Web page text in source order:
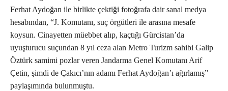
Ferhat Aydoğan ile birlikte çektiği fotoğrafa dair sanal medya
hesabından, “J. Komutanı, suç örgütleri ile arasına mesafe
koysun. Cinayetten müebbet alıp, kaçtığı Gürcistan’da
uyuşturucu suçundan 8 yıl ceza alan Metro Turizm sahibi Galip
Öztürk samimi pozlar veren Jandarma Genel Komutanı Arif
Çetin, şimdi de Çakıcı’nın adamı Ferhat Aydoğan’ı ağırlamış”
paylaşımında bulunmuştu.